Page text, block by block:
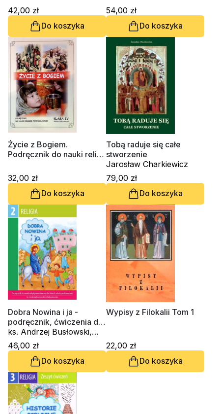
42,00 zł
Do koszyka
54,00 zł
Do koszyka
Życie z Bogiem.
Podręcznik do nauki religii
Szkoła Podstawowej
32,00 zł
Do koszyka
Tobą raduje się całe
stworzenie
Jarosław Charkiewicz
79,00 zł
Do koszyka
Dobra Nowina i ja -
podręcznik, ćwiczenia do
klasy 2
ks. Andrzej Busłowski,
Lilla Busłowska
46,00 zł
Do koszyka
Wypisy z Filokalii Tom 1
22,00 zł
Do koszyka